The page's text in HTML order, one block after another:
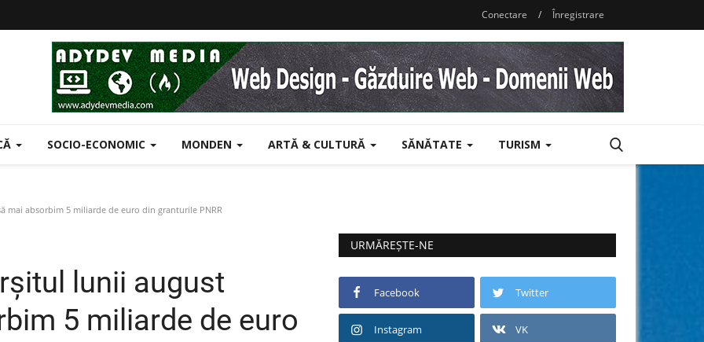
Conectare / Înregistrare
SOCIO-ECONOMIC MONDEN ARTĂ & CULTURĂ SĂNĂTATE TURISM
mai absorbim 5 miliarde de euro din granturile PNRR
lunii august
5 miliarde de euro
URMĂREȘTE-NE
Facebook Twitter
Instagram VK